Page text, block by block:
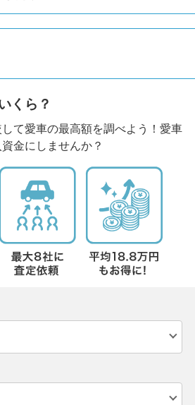
くら？
て愛車の最高額を調べよう！愛車
金にしませんか？